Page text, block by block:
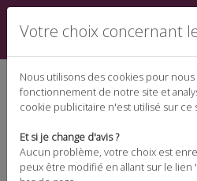
Espace
Votre choix concernant
Nous utilisons des cookies pour
fonctionnement de notre site et
cookie publicitaire n'est utilisé sur ce
Et si je change d'avis ?
Aucun problème, votre choix est
peux être modifié en allant sur le lien "